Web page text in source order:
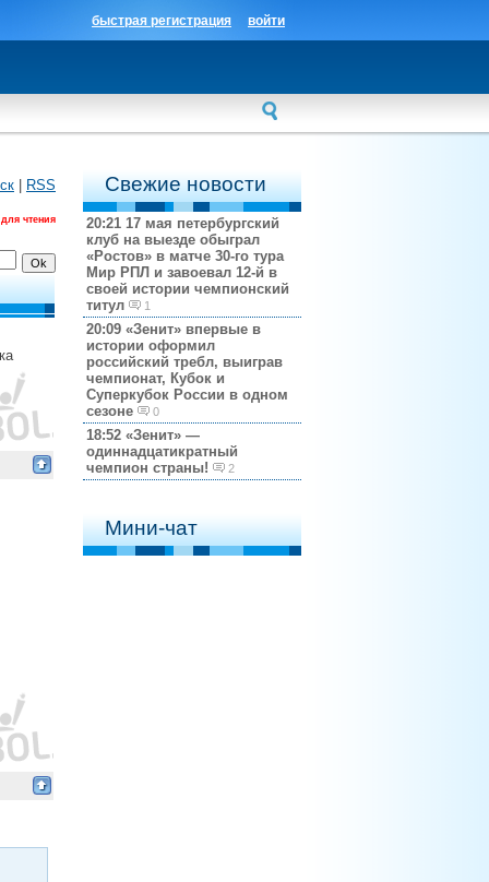
войти
быстрая регистрация
Свежие новости
20:21 17 мая петербургский
клуб на выезде обыграл
«Ростов» в матче 30-го тура
Мир РПЛ и завоевал 12-й в
своей истории чемпионский
титул
1
20:09 «Зенит» впервые в
истории оформил
российский требл, выиграв
чемпионат, Кубок и
Суперкубок России в одном
сезоне
0
18:52 «Зенит» —
одиннадцатикратный
чемпион страны!
2
Мини-чат
RSS
чтения